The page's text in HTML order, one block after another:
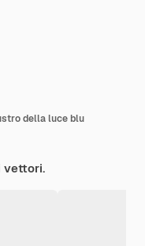
della luce blu
vettori.